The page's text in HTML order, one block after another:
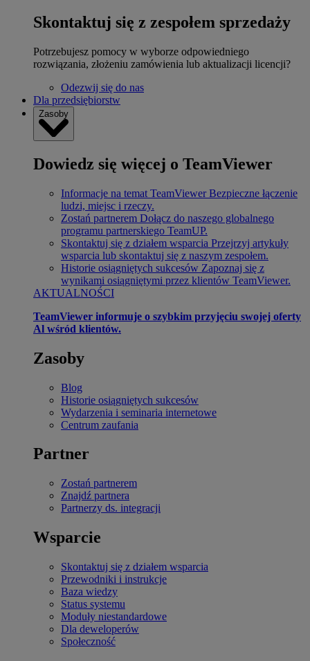
Skontaktuj się z zespołem sprzedaży
Potrzebujesz pomocy w wyborze odpowiedniego
rozwiązania, złożeniu zamówienia lub aktualizacji licencji?
Odezwij się do nas
Dla przedsiębiorstw
Zasoby
Dowiedz się więcej o TeamViewer
Informacje na temat TeamViewer Bezpieczne łączenie
ludzi, miejsc i rzeczy.
Zostań partnerem Dołącz do naszego globalnego
programu partnerskiego TeamUP.
Skontaktuj się z działem wsparcia Przejrzyj artykuły
wsparcia lub skontaktuj się z naszym zespołem.
Historie osiągniętych sukcesów Zapoznaj się z
wynikami osiągniętymi przez klientów TeamViewer.
AKTUALNOŚCI
TeamViewer informuje o szybkim przyjęciu swojej oferty
Al wśród klientów.
Zasoby
Blog
Historie osiągniętych sukcesów
Wydarzenia i seminaria internetowe
Centrum zaufania
Partner
Zostań partnerem
Znajdź partnera
Partnerzy ds. integracji
Wsparcie
Skontaktuj się z działem wsparcia
Przewodniki i instrukcje
Baza wiedzy
Status systemu
Moduły niestandardowe
Dla deweloperów
Społeczność